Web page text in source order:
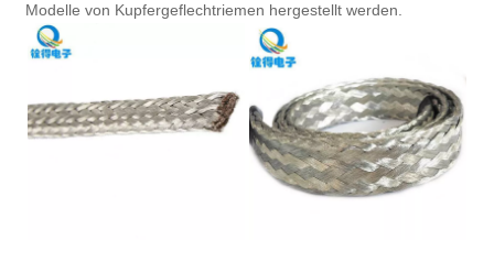
Modelle von Kupfergeflechtriemen hergestellt werden.